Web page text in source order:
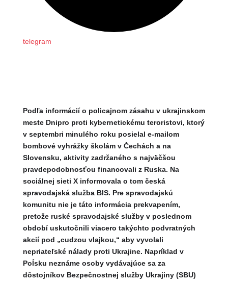
telegram
Podľa informácií o policajnom zásahu v ukrajinskom
meste Dnipro proti kybernetickému teroristovi, ktorý
v septembri minulého roku posielal e-mailom
bombové vyhrážky školám v Čechách a na
Slovensku, aktivity zadržaného s najväčšou
pravdepodobnosťou financovali z Ruska. Na
sociálnej sieti X informovala o tom česká
spravodajská služba BIS. Pre spravodajskú
komunitu nie je táto informácia prekvapením,
pretože ruské spravodajské služby v poslednom
období uskutočnili viacero takýchto podvratných
akcií pod „cudzou vlajkou,“ aby vyvolali
nepriateľské nálady proti Ukrajine. Napríklad v
Poĺsku neznáme osoby vydávajúce sa za
dôstojníkov Bezpečnostnej služby Ukrajiny (SBU)